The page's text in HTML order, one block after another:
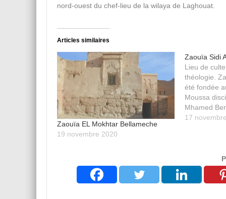
nord-ouest du chef-lieu de la wilaya de Laghouat.
Articles similaires
Zaouïa EL Mokhtar Bellameche
19 novembre 2020
Zaouïa Sidi
Lieu de
théologie.
été fondée
Moussa
Mhamed
17